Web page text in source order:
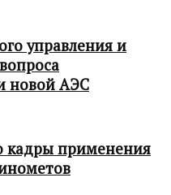
управления и
новой АЭС
кадры применения